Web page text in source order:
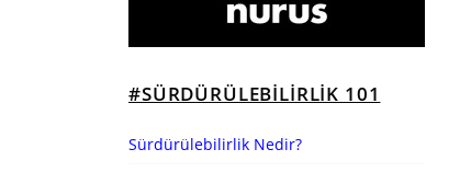
#SÜRDÜRÜLEBILIRLIK 101
Sürdürülebilirlik Nedir?